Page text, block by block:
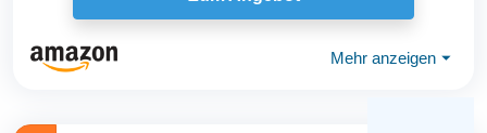
Mehr anzeigen ⏷